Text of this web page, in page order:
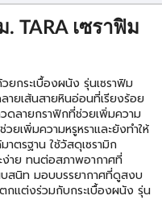
TARA เซราฟิม
กระเบื้องผนัง รุ่นเซราฟิม
ายเส้นสายหินอ่อนที่เรียงร้อย
ดลายกราฟิกที่ช่วยเพิ่มความ
ยเพิ่มความหรูหราและยังทำให้
าตรฐาน ใช้วัสดุเซรามิก
ง่าย ทนต่อสภาพอากาศที่
สนิท มอบบรรยากาศที่ดูสงบ
กแต่งร่วมกับกระเบื้องผนัง รุ่น